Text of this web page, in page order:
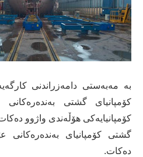
بە مەبەستی دامەزراندنی
کۆمپانیای گشتی
کۆمپانیایەکی هۆڵەندی واژوو
گشتی کۆمپانیای بەندەرەکانی
ده‌كات.